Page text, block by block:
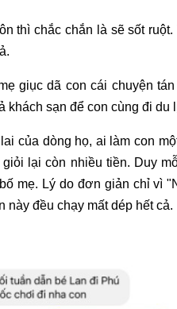
thì chắc chắn là sẽ sốt
giục dã con cái chuyện
sạn để con cùng đi du
của dòng họ, ai làm con
lại còn nhiều tiền. Duy
mẹ. Lý do đơn giản chỉ vì
này đều chạy mất dép hết cả.